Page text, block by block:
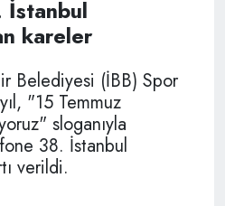
İstanbul
kareler
Belediyesi (İBB) Spor
"15 Temmuz
sloganıyla
38. İstanbul
verildi.